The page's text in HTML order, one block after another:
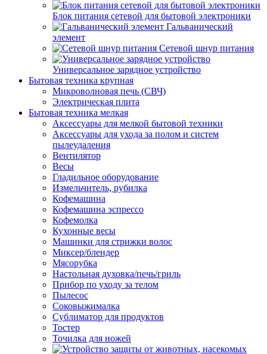
Блок питания сетевой для бытовой электроники
Гальванический
элемент
Сетевой шнур питания
Универсальное зарядное устройство
Бытовая техника крупная
Микроволновая печь (СВЧ)
Электрическая плита
Бытовая техника мелкая
Аксессуары для мелкой бытовой техники
Аксессуары для ухода за полом и систем
пылеудаления
Вентилятор
Весы
Гладильное оборудование
Измельчитель, рубилка
Кофемашина
Кофемашина эспрессо
Кофемолка
Кухонные весы
Машинки для стрижки волос
Миксер/блендер
Мясорубка
Настольная духовка/печь/гриль
Прибор по уходу за телом
Пылесос
Соковыжималка
Сублиматор для продуктов
Тостер
Точилка для ножей